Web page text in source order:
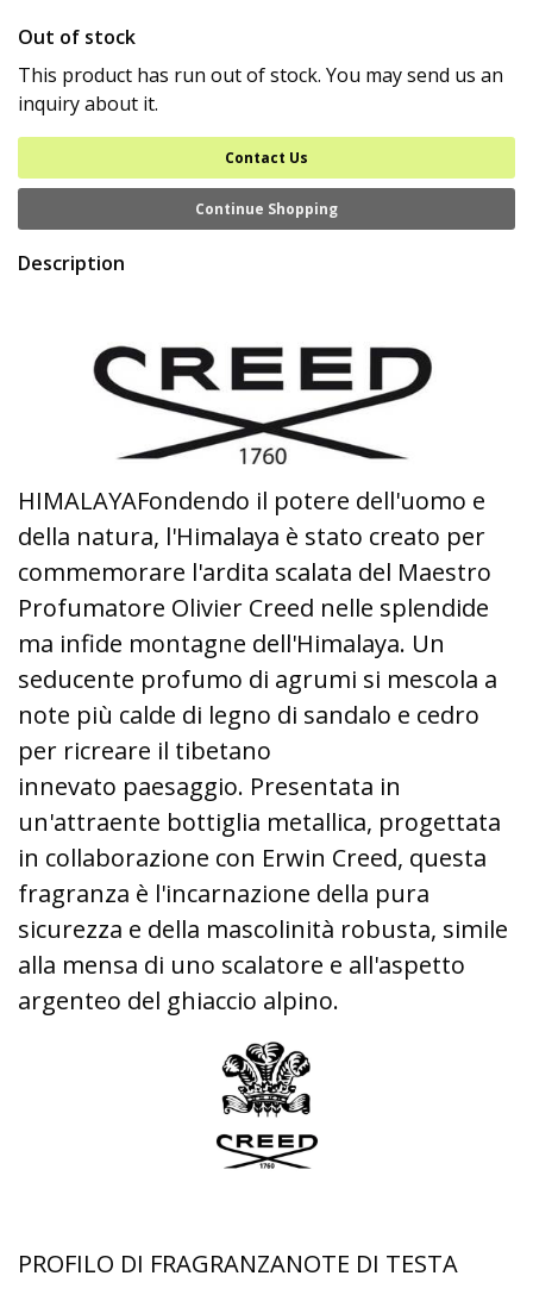
Out of stock
This product has run out of stock. You may send us an
inquiry about it.
Contact Us
Continue Shopping
Description
HIMALAYAFondendo il potere dell'uomo e
della natura, l'Himalaya è stato creato per
commemorare l'ardita scalata del Maestro
Profumatore Olivier Creed nelle splendide
ma infide montagne dell'Himalaya. Un
seducente profumo di agrumi si mescola a
note più calde di legno di sandalo e cedro
per ricreare il tibetano
innevato paesaggio. Presentata in
un'attraente bottiglia metallica, progettata
in collaborazione con Erwin Creed, questa
fragranza è l'incarnazione della pura
sicurezza e della mascolinità robusta, simile
alla mensa di uno scalatore e all'aspetto
argenteo del ghiaccio alpino.
PROFILO DI FRAGRANZANOTE DI TESTA